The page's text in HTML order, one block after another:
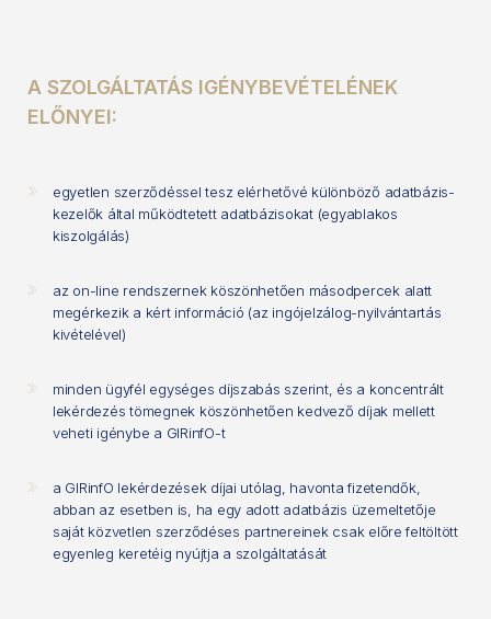
A SZOLGÁLTATÁS IGÉNYBEVÉTELÉNEK
ELŐNYEI:
egyetlen szerződéssel tesz elérhetővé különböző adatbázis-
kezelők által működtetett adatbázisokat (egyablakos
kiszolgálás)
az on-line rendszernek köszönhetően másodpercek alatt
megérkezik a kért információ (az ingójelzálog-nyilvántartás
kivételével)
minden ügyfél egységes díjszabás szerint, és a koncentrált
lekérdezés tömegnek köszönhetően kedvező díjak mellett
veheti igénybe a GIRinfO-t
a GIRinfO lekérdezések díjai utólag, havonta fizetendők,
abban az esetben is, ha egy adott adatbázis üzemeltetője
saját közvetlen szerződéses partnereinek csak előre feltöltött
egyenleg keretéig nyújtja a szolgáltatását